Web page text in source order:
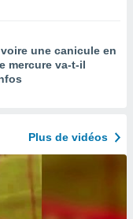
une canicule en
mercure va-t-il
Plus de vidéos